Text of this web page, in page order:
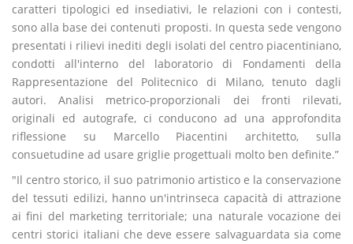
caratteri tipologici ed insediativi, le relazioni con i contesti,
sono alla base dei contenuti proposti. In questa sede vengono
presentati i rilievi inediti degli isolati del centro piacentiniano,
condotti all'interno del laboratorio di Fondamenti della
Rappresentazione del Politecnico di Milano, tenuto dagli
autori. Analisi metrico-proporzionali dei fronti rilevati,
originali ed autografe, ci conducono ad una approfondita
riflessione su Marcello Piacentini architetto, sulla
consuetudine ad usare griglie progettuali molto ben definite.”
"Il centro storico, il suo patrimonio artistico e la conservazione
del tessuti edilizi, hanno un'intrinseca capacità di attrazione
ai fini del marketing territoriale; una naturale vocazione dei
centri storici italiani che deve essere salvaguardata sia come